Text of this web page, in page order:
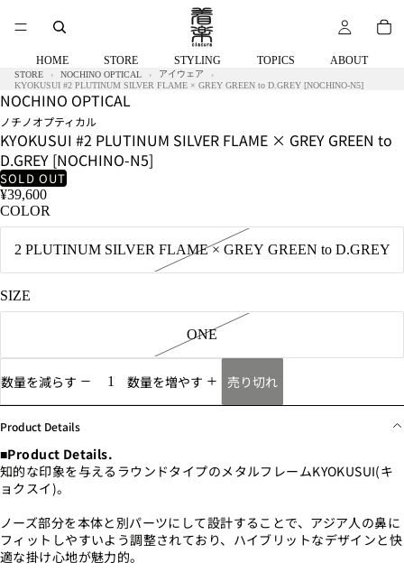
HOME STORE STYLING TOPICS ABOUT
STORE NOCHINO OPTICAL
アイウェア
KYOKUSUI #2 PLUTINUM SILVER FLAME × GREY GREEN to D.GREY [NOCHINO-N5]
NOCHINO OPTICAL
ノチノオプティカル
KYOKUSUI #2 PLUTINUM SILVER FLAME × GREY GREEN to
D.GREY [NOCHINO-N5]
SOLD OUT
¥39,600
COLOR
2 PLUTINUM SILVER FLAME × GREY GREEN to D.GREY
SIZE
ONE
数量を減らす 数量を増やす 売り切れ
Product Details
■Product Details.
知的な印象を与えるラウンドタイプのメタルフレームKYOKUSUI(キ
ョクスイ)。
ノーズ部分を本体と別パーツにして設計することで、アジア人の鼻に
フィットしやすいよう調整されており、ハイブリットなデザインと快
適な掛け心地が魅力的。